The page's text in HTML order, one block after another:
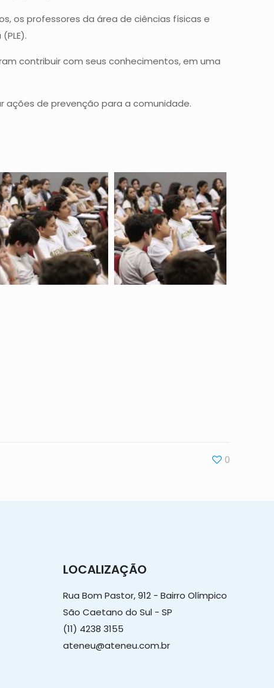
os professores da área de ciências físicas e
contribuir com seus conhecimentos, em uma
ações de prevenção para a comunidade.
0
LOCALIZAÇÃO
Rua Bom Pastor, 912 - Bairro Olímpico
São Caetano do Sul - SP
(11) 4238 3155
ateneu@ateneu.com.br